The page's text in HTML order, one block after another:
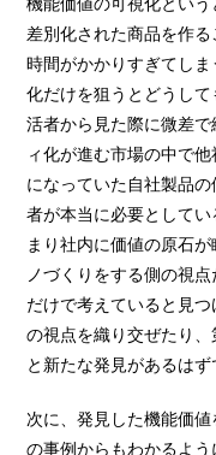
差別化された商品を作
時間がかかりすぎてし
化だけを狙うとどうし
活者から見た際に微差
ィ化が進む市場の中で
になっていた自社製品
者が本当に必要として
まり社内に価値の原石
ノづくりをする側の視
だけで考えていると見
の視点を織り交ぜたり
と新たな発見があるはず
次に、発見した機能価
の事例からもわかるよう